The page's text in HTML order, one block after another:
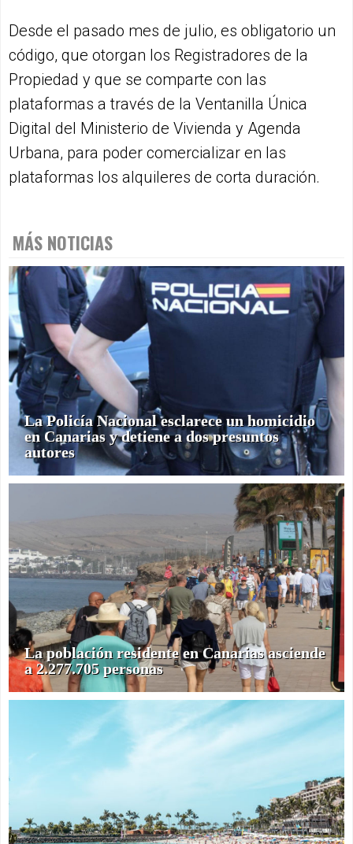
Desde el pasado mes de julio, es obligatorio un
código, que otorgan los Registradores de la
Propiedad y que se comparte con las
plataformas a través de la Ventanilla Única
Digital del Ministerio de Vivienda y Agenda
Urbana, para poder comercializar en las
plataformas los alquileres de corta duración.
MÁS NOTICIAS
La Policía Nacional esclarece un homicidio
en Canarias y detiene a dos presuntos
autores
La población residente en Canarias asciende
a 2.277.705 personas